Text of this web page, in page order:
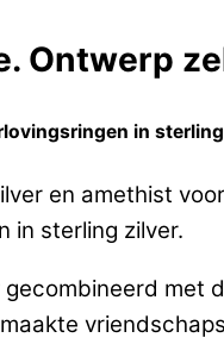
Ontwerp
in
en amethist
in sterling zilver.
met